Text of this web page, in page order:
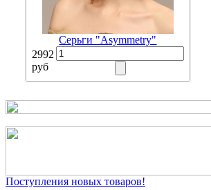
Серьги "Asymmetry"
2992
руб
Поступления новых товаров!